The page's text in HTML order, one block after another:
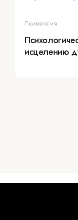
Психология
исцелению